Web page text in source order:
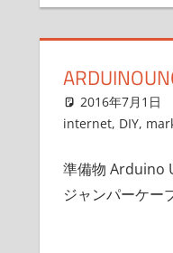
学
2016年7月1日
internet, DIY,
準備物 Arduino
ジャンパーケー